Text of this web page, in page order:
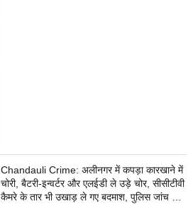
Chandauli Crime: अलीनगर में कपड़ा कारखाने में
चोरी, बैटरी-इन्वर्टर और एलईडी ले उड़े चोर, सीसीटीवी
कैमरे के तार भी उखाड़ ले गए बदमाश, पुलिस जांच में